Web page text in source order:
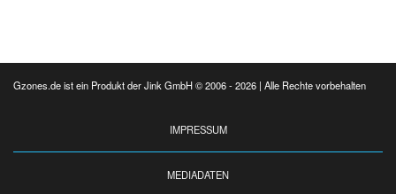
Gzones.de ist ein Produkt der Jink GmbH © 2006 - 2026 | Alle Rechte vorbehalten
IMPRESSUM
MEDIADATEN